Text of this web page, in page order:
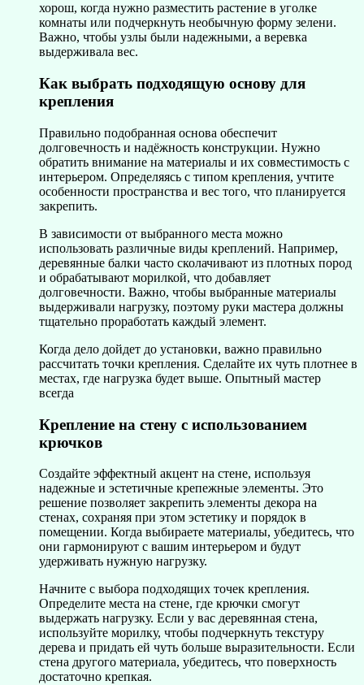
хорош, когда нужно разместить растение в уголке
комнаты или подчеркнуть необычную форму зелени.
Важно, чтобы узлы были надежными, а веревка
выдерживала вес.
Как выбрать подходящую основу для
крепления
Правильно подобранная основа обеспечит
долговечность и надёжность конструкции. Нужно
обратить внимание на материалы и их совместимость с
интерьером. Определяясь с типом крепления, учтите
особенности пространства и вес того, что планируется
закрепить.
В зависимости от выбранного места можно
использовать различные виды креплений. Например,
деревянные балки часто сколачивают из плотных пород
и обрабатывают морилкой, что добавляет
долговечности. Важно, чтобы выбранные материалы
выдерживали нагрузку, поэтому руки мастера должны
тщательно проработать каждый элемент.
Когда дело дойдет до установки, важно правильно
рассчитать точки крепления. Сделайте их чуть плотнее в
местах, где нагрузка будет выше. Опытный мастер
всегда
Крепление на стену с использованием
крючков
Создайте эффектный акцент на стене, используя
надежные и эстетичные крепежные элементы. Это
решение позволяет закрепить элементы декора на
стенах, сохраняя при этом эстетику и порядок в
помещении. Когда выбираете материалы, убедитесь, что
они гармонируют с вашим интерьером и будут
удерживать нужную нагрузку.
Начните с выбора подходящих точек крепления.
Определите места на стене, где крючки смогут
выдержать нагрузку. Если у вас деревянная стена,
используйте морилку, чтобы подчеркнуть текстуру
дерева и придать ей чуть больше выразительности. Если
стена другого материала, убедитесь, что поверхность
достаточно крепкая.